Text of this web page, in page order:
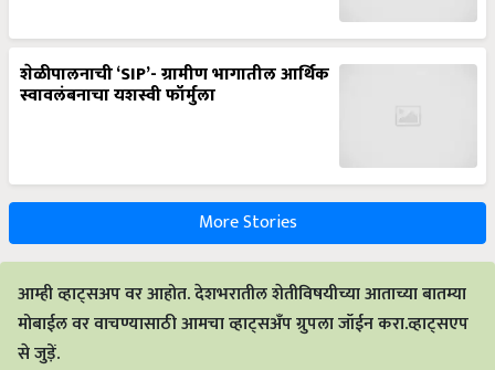
शेळीपालनाची ‘SIP’- ग्रामीण भागातील आर्थिक
स्वावलंबनाचा यशस्वी फॉर्मुला
More Stories
आम्ही व्हाट्सअप वर आहोत. देशभरातील शेतीविषयीच्या आताच्या बातम्या
मोबाईल वर वाचण्यासाठी आमचा व्हाट्सअँप ग्रुपला जॉईन करा.व्हाट्सएप
से जुड़ें.